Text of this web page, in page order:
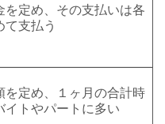
を定め、その支払いは各
て支払う
を定め、１ヶ月の合計時
イトやパートに多い